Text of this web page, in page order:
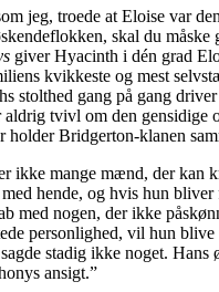
jeg, troede at Eloise var
skal du måske
giver Hyacinth i dén grad
kvikkeste og mest
stolthed gang på gang
aldrig tvivl om den gensidige
holder Bridgerton-klanen
ikke mange mænd, der kan
hende, og hvis hun bliver
med nogen, der ikke
personlighed, vil hun
stadig ikke noget. Hans
ansigt.”